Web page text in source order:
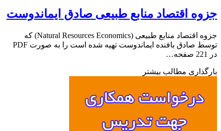
اقتصاد منابع طبیعی صادق ایماندوست
جزوه اقتصاد منابع طبیعی (Natural Resources Economics) که
توسط صادق بافنده ایماندوست تهیه شده است را به صورت PDF
مطالب بیشتر